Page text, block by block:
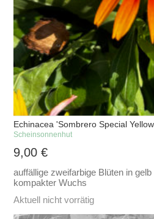
Echinacea 'Sombrero Special
Scheinsonnenhut
9,00€
auffällige zweifarbige Blüten in
kompakter Wuchs
Aktuell nicht vorrätig